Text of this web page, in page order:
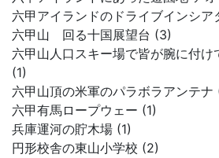
六甲アイランドのドライブインシア
六甲山 回る十国展望台 (3)
六甲山人口スキー場で皆が腕に付け
(1)
六甲山頂の米軍のパラボラアンテナ
六甲有馬ロープウェー (1)
兵庫運河の貯木場 (1)
円形校舎の東山小学校 (2)